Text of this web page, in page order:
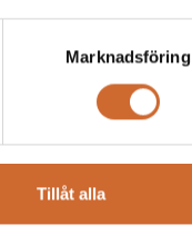
Marknadsföring
Tillåt alla